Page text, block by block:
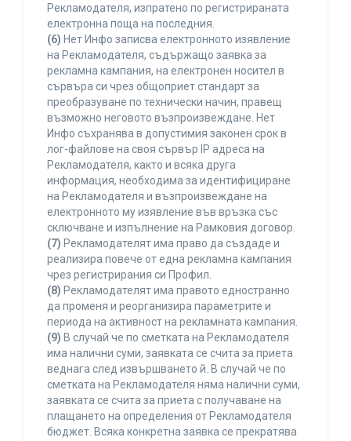
Рекламодателя, изпратено по регистрираната
електронна поща на последния.
(6) Нет Инфо записва електронното изявление
на Рекламодателя, съдържащо заявка за
рекламна кампания, на електронен носител в
сървъра си чрез общоприет стандарт за
преобразуване по технически начин, правещ
възможно неговото възпроизвеждане. Нет
Инфо съхранява в допустимия законен срок в
лог-файлове на своя сървър IP адреса на
Рекламодателя, както и всяка друга
информация, необходима за идентифициране
на Рекламодателя и възпроизвеждане на
електронното му изявление във връзка със
сключване и изпълнение на Рамковия договор.
(7) Рекламодателят има право да създаде и
реализира повече от една рекламна кампания
чрез регистрирания си Профил.
(8) Рекламодателят има правото едностранно
да променя и реорганизира параметрите и
периода на активност на рекламната кампания.
(9) В случай че по сметката на Рекламодателя
има налични суми, заявката се счита за приета
веднага след извършването й. В случай че по
сметката на Рекламодателя няма налични суми,
заявката се счита за приета с получаване на
плащането на определения от Рекламодателя
бюджет. Всяка конкретна заявка се прекратява